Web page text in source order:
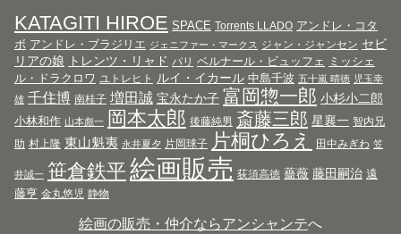
KATAGITI HIROE SPACE Torrents LLADO アンドレ・コタ
ボ アンドレ・ブラジリエ ジェニファー・マークス ジャン・ジャンセン セビ
リアの娘
トレンツ・リャド パリ ベルナール・ビュッフェ ミッシェ
ル・ドラクロワ ユトレヒト ルイ・イカール 中島千波 五十嵐 晴徳 児玉幸
雄 千住博 南桂子 増田誠 宝永たか子 富岡惣一郎 小杉小二郎
小林和作 山本彪一 岡本太郎 後藤純男 斎藤三郎 星襄一 智内兄
助 村上隆 東山魁夷 永井夏夕 片岡球子 片桐ひろえ 田中みぎわ 笠
井誠一 笹倉鉄平 絵画販売 荻須高徳 薔薇 藤田嗣治 遠
藤亨 金丸悠児 静物
絵画の販売・仲介ならアンシャンテへ